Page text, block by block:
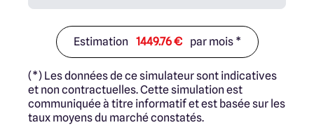
Estimation 1449.76 € par mois *
(*) Les données de ce simulateur sont indicatives
et non contractuelles. Cette simulation est
communiquée à titre informatif et est basée sur les
taux moyens du marché constatés.